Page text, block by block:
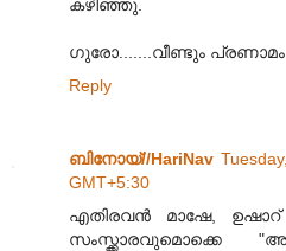
കഴിഞ്ഞു.
ഗുരോ.......വീണ്ടും പ്രണാമം
Reply
ബിനോയ്//HariNav
GMT+5:30
എതിരവന്‍ മാഷേ,
സംസ്ക്കാരവുമൊക്കെ